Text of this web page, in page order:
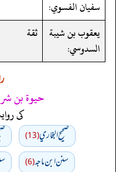
سفيان الفسوي:
يعقوب بن شيبة
السدوسي:
ثقة
حيوة بن
کی
صحيح البخاري(13)
سنن ابن ماجه(6)